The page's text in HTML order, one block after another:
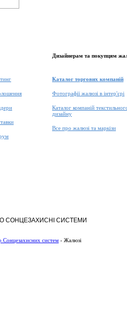
Дизайнерам та покупцям
Каталог торгових компаній
Фотографії жалюзі в інтер'єрі
Каталог компаній
дизайну
Все про жалюзі та маркізи
СОНЦЕЗАХИСНІ СИСТЕМИ
Сонцезахисних систем › Жалюзі